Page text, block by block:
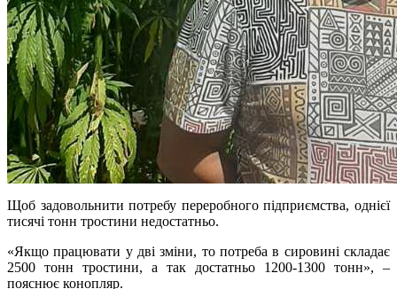
Щоб задовольнити потребу переробного підприємства, однієї
тисячі тонн тростини недостатньо.
«Якщо працювати у дві зміни, то потреба в сировині складає
2500 тонн тростини, а так достатньо 1200-1300 тонн», –
пояснює конопляр.